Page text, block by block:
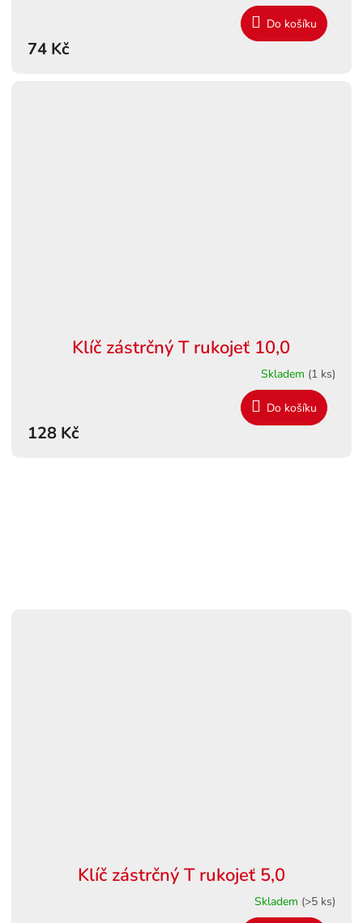
74 Kč
Do košíku
Klíč zástrčný T rukojeť 10,0
Skladem (1 ks)
128 Kč
Do košíku
Klíč zástrčný T rukojeť 5,0
Skladem (>5 ks)